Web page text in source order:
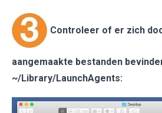
Controleer of er zich
aangemaakte bestanden
~/Library/LaunchAgents: